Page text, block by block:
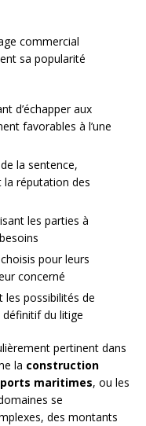
commercial
sa popularité
d’échapper aux
favorables à l’une
la sentence,
la réputation des
les parties à
pour leurs
concerné
les possibilités de
du litige
pertinent dans
la construction
maritimes, ou les
se
des montants